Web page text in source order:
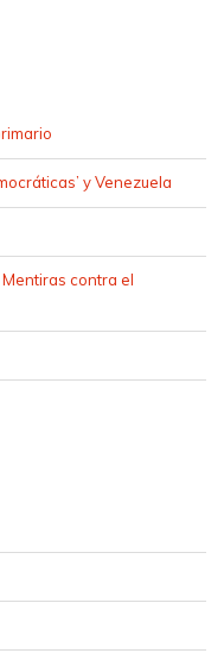
y Venezuela
contra el